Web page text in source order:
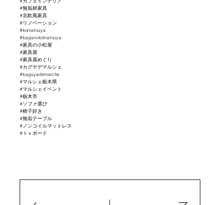
#無垢材家具
#北欧風家具
#リノベーション
#komatsuya
#kagunokomatsuya
#家具の小松屋
#家具屋
#家具屋めぐり
#カグヤデマルシェ
#kaguyademarche
#マルシェ栃木県
#マルシェイベント
#栃木市
#ソファ選び
#椅子好き
#無垢テーブル
#ノンコイルマットレス
#ｔｖボード